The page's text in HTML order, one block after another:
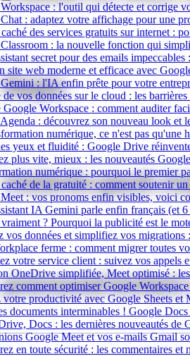
: l'outil qui détecte et corrige
: adaptez votre affichage pour une
des services gratuits sur internet :
: la nouvelle fonction qui
secret pour des emails
site web moderne et efficace avec
: l'IA enfin prête pour votre
de vos données sur le cloud : les
Google Workspace : comment auditer
: découvrez son nouveau look et
numérique, ce n'est pas qu'une
yeux et fluidité : Google Drive
plus vite, mieux : les nouveautés
numérique : pourquoi le premier
de la gratuité : comment soutenir
: vos pronoms enfin visibles, voici
IA Gemini parle enfin français (et
? Pourquoi la publicité est le
vos données et simplifiez vos
ferme : comment migrer toutes
votre service client : suivez vos appels
OneDrive simplifiée, Meet optimisé :
comment optimiser Google
votre productivité avec Google Sheets
documents interminables ! Google
Docs : les dernières nouveautés
Google Meet et vos e-mails Gmail
en toute sécurité : les commentaires